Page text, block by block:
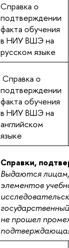
Справка о
подтверждении
факта обучения
в НИУ ВШЭ на
русском языке
Справка о
подтверждении
факта обучения
в НИУ ВШЭ на
английском
языке
Справки,
Выдаются
элементов
не прошел